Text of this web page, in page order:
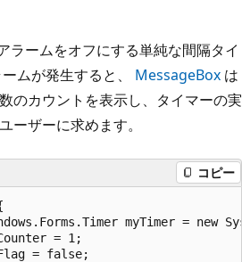
ラームをオフにする単純な間隔タイ
ムが発生すると、 MessageBox は
のカウントを表示し、タイマーの実
ーザーに求めます。
コピー
myTimer = new
= 1;
= false;